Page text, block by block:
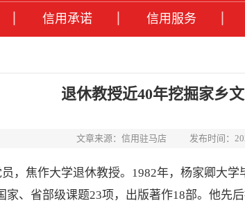
信用承诺 信用服务
退休教授近40年挖掘家乡
文章来源：信用驻马店 发布时间：
焦作大学退休教授。1982年，杨家卿大学
家、省部级课题23项，出版著作18部。他先